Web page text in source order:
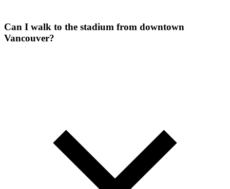
Can I walk to the stadium from downtown
Vancouver?